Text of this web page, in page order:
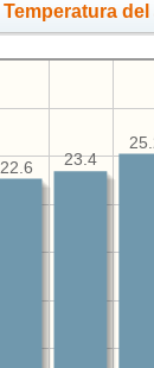
Temperatura del
23.4
22.6